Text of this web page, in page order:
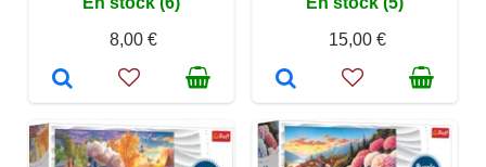
8,00 €
15,00 €